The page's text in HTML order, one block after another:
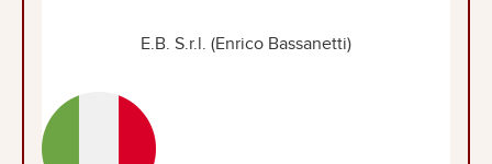
E.B. S.r.l. (Enrico Bassanetti)